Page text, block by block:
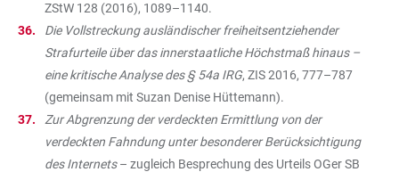
ZStW 128 (2016), 1089–1140.
Die Vollstreckung ausländischer freiheitsentziehender
Strafurteile über das innerstaatliche Höchstmaß hinaus –
eine kritische Analyse des § 54a IRG, ZIS 2016, 777–787
(gemeinsam mit Suzan Denise Hüttemann).
Zur Abgrenzung der verdeckten Ermittlung von der
verdeckten Fahndung unter besonderer Berücksichtigung
des Internets– zugleich Besprechung des Urteils OGer SB